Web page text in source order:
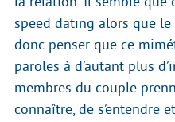
speed dating alors que
donc penser que ce
paroles à d’autant plus
membres du couple
connaître, de s’entendre